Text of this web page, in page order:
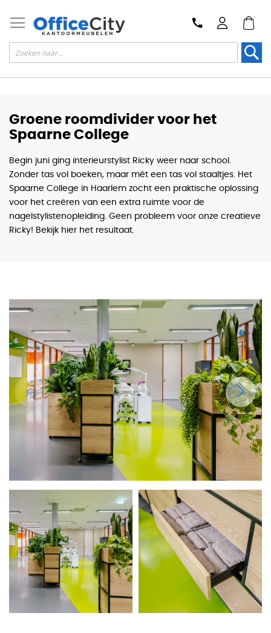
Groene roomdivider voor het
Spaarne College
Begin juni ging interieurstylist Ricky weer naar school.
Zonder tas vol boeken, maar mét een tas vol staaltjes. Het
Spaarne College in Haarlem zocht een praktische oplossing
voor het creëren van een extra ruimte voor de
nagelstylistenopleiding. Geen probleem voor onze creatieve
Ricky! Bekijk hier het resultaat.